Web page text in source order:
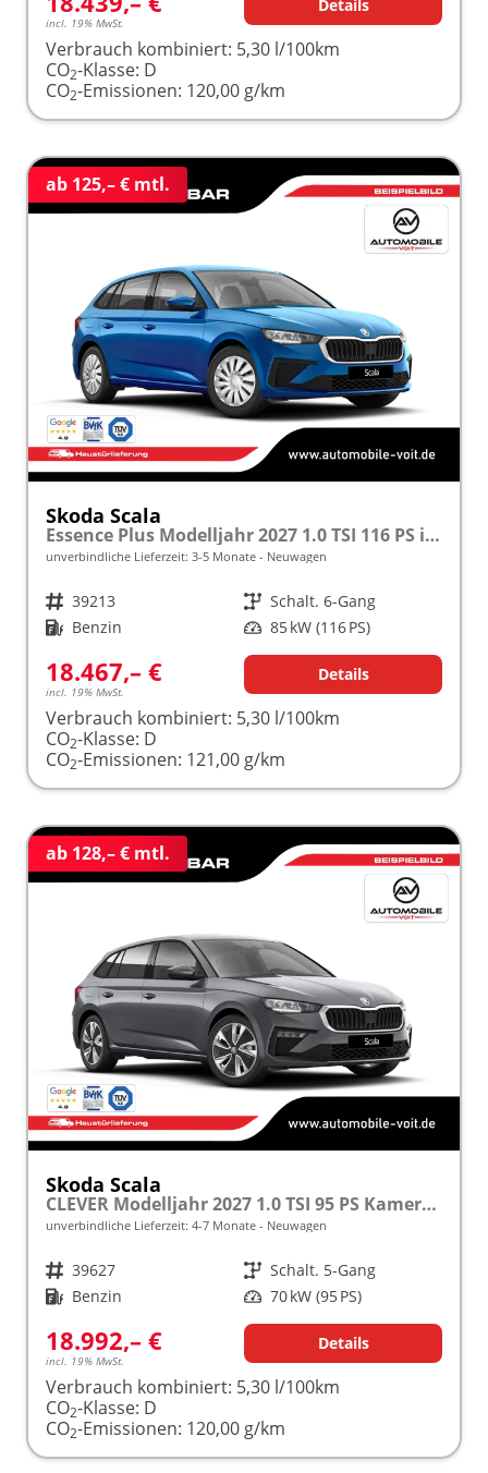
incl. 19% MwSt.
Details
Verbrauch kombiniert: 5,30 l/100km
CO2-Klasse: D
CO2-Emissionen: 120,00 g/km
ab 125,– € mtl.
Skoda Scala
Essence Plus Modelljahr 2027 1.0 TSI 116 PS inkl. 5 J. Garantie frei konfigurierbar
unverbindliche Lieferzeit: 3-5 Monate Neuwagen
Fahrzeugnr. 39213 Getriebe Schalt. 6-Gang
Kraftstoff Benzin Leistung 85 kW (116 PS)
18.467,– €
incl. 19% MwSt.
Details
Verbrauch kombiniert: 5,30 l/100km
CO2-Klasse: D
CO2-Emissionen: 121,00 g/km
ab 128,– € mtl.
Skoda Scala
CLEVER Modelljahr 2027 1.0 TSI 95 PS Kamera PDC frei konfigurierbar!
unverbindliche Lieferzeit: 4-7 Monate Neuwagen
Fahrzeugnr. 39627 Getriebe Schalt. 5-Gang
Kraftstoff Benzin Leistung 70 kW (95 PS)
18.992,– €
incl. 19% MwSt.
Details
Verbrauch kombiniert: 5,30 l/100km
CO2-Klasse: D
CO2-Emissionen: 120,00 g/km